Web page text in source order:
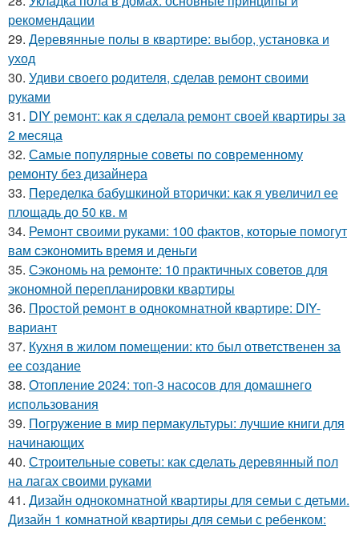
рекомендации
29. Деревянные полы в квартире: выбор, установка и
уход
30. Удиви своего родителя, сделав ремонт своими
руками
31. DIY ремонт: как я сделала ремонт своей квартиры за
2 месяца
32. Самые популярные советы по современному
ремонту без дизайнера
33. Переделка бабушкиной вторички: как я увеличил ее
площадь до 50 кв. м
34. Ремонт своими руками: 100 фактов, которые помогут
вам сэкономить время и деньги
35. Сэкономь на ремонте: 10 практичных советов для
экономной перепланировки квартиры
36. Простой ремонт в однокомнатной квартире: DIY-
вариант
37. Кухня в жилом помещении: кто был ответственен за
ее создание
38. Отопление 2024: топ-3 насосов для домашнего
использования
39. Погружение в мир пермакультуры: лучшие книги для
начинающих
40. Строительные советы: как сделать деревянный пол
на лагах своими руками
41. Дизайн однокомнатной квартиры для семьи с детьми.
Дизайн 1 комнатной квартиры для семьи с ребенком: